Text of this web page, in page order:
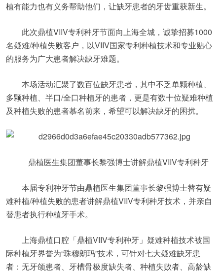
植有能力也有义务帮助他们，让缺牙患者的牙齿重获新生。
此次鼎植VIIV专利种牙节面向上海全城，诚挚招募1000
名疑难/种植失败客户，以VIIV国家专利种植技术和专业贴心
的服务为广大患者解决缺牙难题。
本场活动汇聚了数百位缺牙患者，其中不乏单颗种植、
多颗种植、半口/全口种植牙的患者，更是有数十位疑难种植
及种植失败的患者慕名前来，希望可以解决缺牙的困扰。
鼎植医生集团董事长黎强博士讲解鼎植VIIV专利种牙
本届专利种牙节由鼎植医生集团董事长黎强博士替有疑
难种植/种植失败的患者讲解鼎植VIIV专利种牙技术，并亲自
替患者执行种植牙手术。
上海鼎植口腔「鼎植VIIV专利种牙」疑难种植技术被国
际种植牙界誉为“珠穆朗玛”技术，可针对七大疑难缺牙患
者：无牙颌患者、牙槽骨极度缺失者、种植失败者、高龄缺